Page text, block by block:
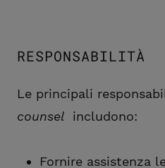
RESPONSABILITÀ
Le principali
counsel
includono:
Fornire assistenza